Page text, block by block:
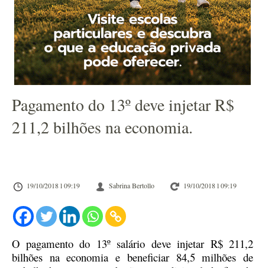
Pagamento do 13º deve injetar R$
211,2 bilhões na economia.
19/10/2018 l 09:19 Sabrina Bertollo 19/10/2018 l 09:19
O pagamento do 13º salário deve injetar R$ 211,2
bilhões na economia e beneficiar84,5 milhões de